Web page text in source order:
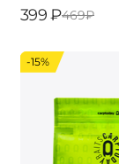
‍399‍ ₽‍469‍₽
-15%